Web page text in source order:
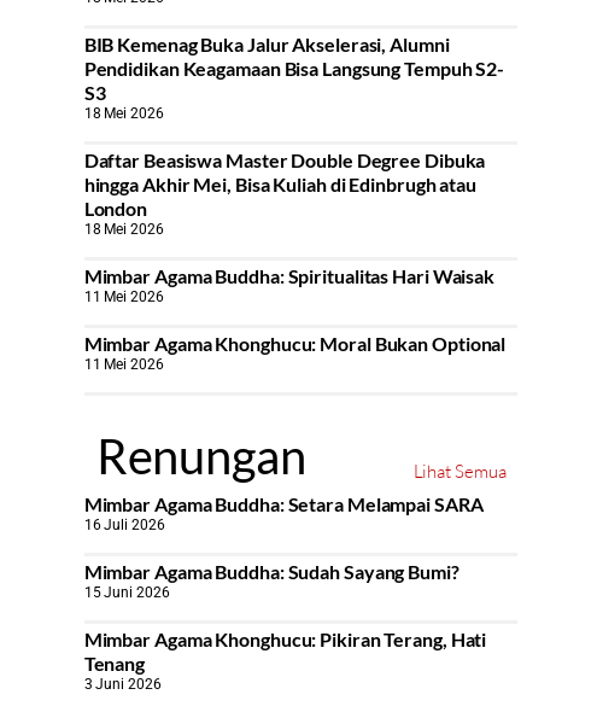
BIB Kemenag Buka Jalur Akselerasi, Alumni
Pendidikan Keagamaan Bisa Langsung Tempuh S2-
S3
18 Mei 2026
Daftar Beasiswa Master Double Degree Dibuka
hingga Akhir Mei, Bisa Kuliah di Edinbrugh atau
London
18 Mei 2026
Mimbar Agama Buddha: Spiritualitas Hari Waisak
11 Mei 2026
Mimbar Agama Khonghucu: Moral Bukan Optional
11 Mei 2026
Renungan
Lihat Semua
Mimbar Agama Buddha: Setara Melampai SARA
16 Juli 2026
Mimbar Agama Buddha: Sudah Sayang Bumi?
15 Juni 2026
Mimbar Agama Khonghucu: Pikiran Terang, Hati
Tenang
3 Juni 2026